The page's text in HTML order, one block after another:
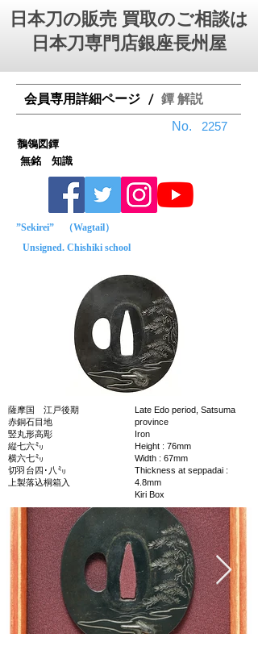
日本刀の販売 買取のご相談は
日本刀専門店銀座⻑州屋
会員専用詳細ページ / 鐔 解説
No.
無銘 知識
”Sekirei” （Wagtail）
Unsigned. Chishiki school
薩摩国 江戸後期
赤銅石目地
竪丸形高彫
縦七六㍉
横六七㍉
切羽台四･八㍉
上製落込桐箱入
Late Edo period, Satsuma
province
Iron
Height : 76mm
Width : 67mm
Thickness at seppadai :
4.8mm
Kiri Box
鶺鴒図鐔
2257